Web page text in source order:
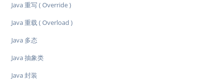
Java 重写 ( Override )
Java 重载 ( Overload )
Java 多态
Java 抽象类
Java 封装